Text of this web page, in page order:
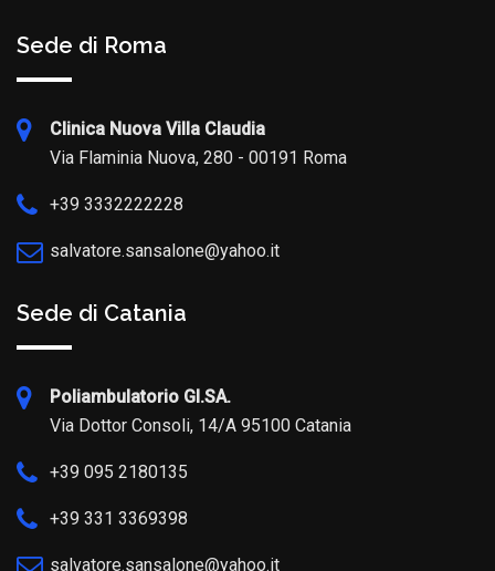
Sede di Roma
Clinica Nuova Villa Claudia
Via Flaminia Nuova, 280 - 00191 Roma
+39 3332222228
salvatore.sansalone@yahoo.it
Sede di Catania
Poliambulatorio GI.SA.
Via Dottor Consoli, 14/A 95100 Catania
+39 095 2180135
+39 331 3369398
salvatore.sansalone@yahoo.it